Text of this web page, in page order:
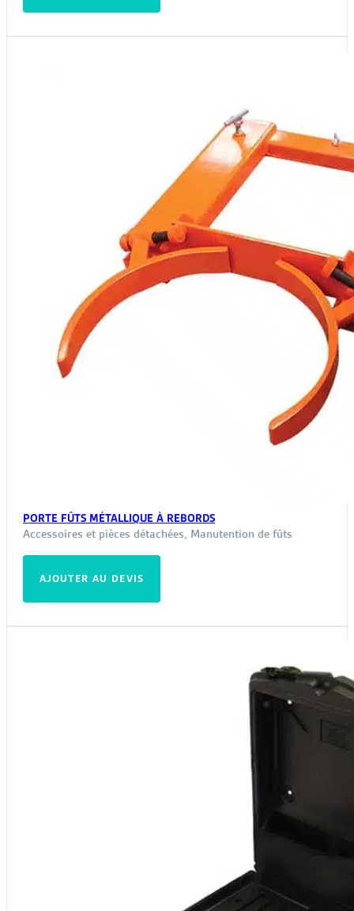
PORTE FÛTS MÉTALLIQUE À REBORDS
Accessoires et pièces détachées, Manutention de fûts
AJOUTER AU DEVIS